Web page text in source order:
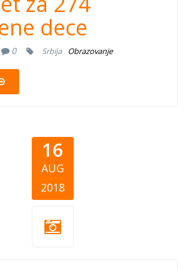
dece
0 Srbija Obrazovanje
16
AUG
2018